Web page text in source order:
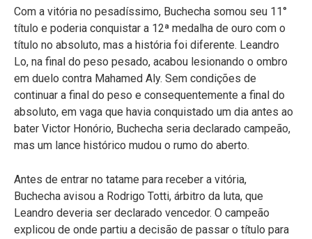
Com a vitória no pesadíssimo, Buchecha somou seu 11°
título e poderia conquistar a 12ª medalha de ouro com o
título no absoluto, mas a história foi diferente. Leandro
Lo, na final do peso pesado, acabou lesionando o ombro
em duelo contra Mahamed Aly. Sem condições de
continuar a final do peso e consequentemente a final do
absoluto, em vaga que havia conquistado um dia antes ao
bater Victor Honório, Buchecha seria declarado campeão,
mas um lance histórico mudou o rumo do aberto.
Antes de entrar no tatame para receber a vitória,
Buchecha avisou a Rodrigo Totti, árbitro da luta, que
Leandro deveria ser declarado vencedor. O campeão
explicou de onde partiu a decisão de passar o título para